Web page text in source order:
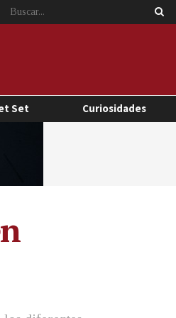
Set Curiosidades